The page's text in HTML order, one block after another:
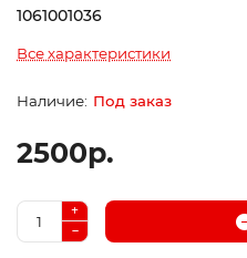
1061001036
Все характеристики
Под заказ
2500р.